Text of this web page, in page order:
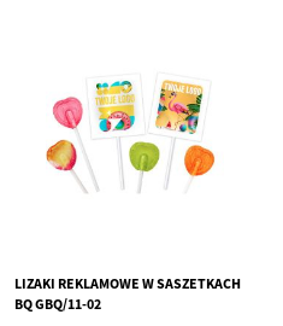
LIZAKI REKLAMOWE W SASZETKACH
BQ GBQ/11-02